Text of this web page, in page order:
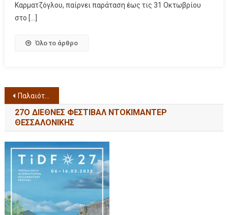
Καρματζόγλου, παίρνει παράταση έως τις 31 Οκτωβρίου
στο […]
Όλο το άρθρο
Παλαιότερα άρθρα
27Ο ΔΙΕΘΝΕΣ ΦΕΣΤΙΒΑΛ ΝΤΟΚΙΜΑΝΤΕΡ
ΘΕΣΣΑΛΟΝΙΚΗΣ